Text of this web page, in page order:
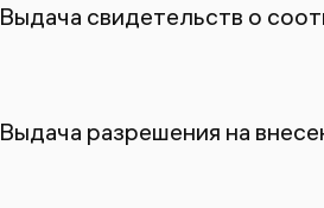
Выдача свидетельств о
Выдача разрешения на